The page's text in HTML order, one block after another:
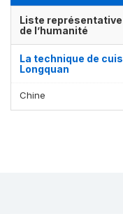
Liste
de l’humanité
La technique de
Longquan
Chine